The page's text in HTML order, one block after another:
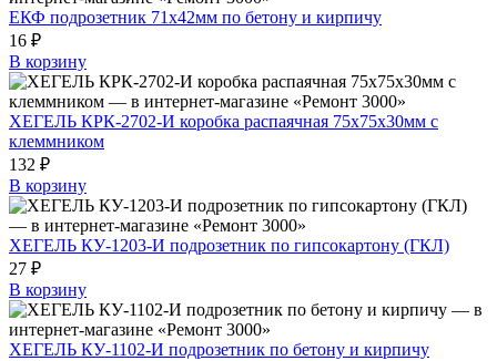
ЕКФ подрозетник 71х42мм по бетону и кирпичу
16 ₽
В корзину
ХЕГЕЛЬ КРК-2702-И коробка распаячная 75х75х30мм с
клеммником
132 ₽
В корзину
ХЕГЕЛЬ КУ-1203-И подрозетник по гипсокартону (ГКЛ)
27 ₽
В корзину
ХЕГЕЛЬ КУ-1102-И подрозетник по бетону и кирпичу